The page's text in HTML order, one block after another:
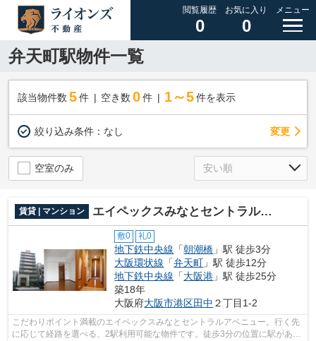
閲覧履歴
0
お気に入り
0
メニュー
弁天町駅物件一覧
該当物件数 5件 空き数 0 件 1～5 件を表示
絞り込み条件： なし 変更
空室のみ
賃貸 | マンション エイペックスみなとセントラルアベニュー
敷0 礼0
地下鉄中央線 「朝潮橋 」駅 徒歩3分
大阪環状線 「弁天町 」駅 徒歩12分
地下鉄中央線 「大阪港 」駅 徒歩25分
築18年
大阪府大阪市港区田中 ２丁目1-2
こだわりポイント満載のエイペックスみなとセントラルアベニュー。行く先
に応じて経路を選べる、2駅利用可能な物件です。徒歩3分の位置に駅があ